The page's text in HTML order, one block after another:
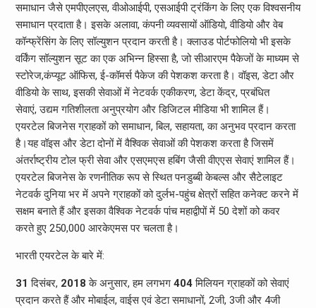
समाधान जैसे एमपीएलएस, वीओआईपी, एसआईपी ट्रंकिंग के लिए एक विश्वसनीय
समाधान प्रदाता है। इसके अलावा, कंपनी व्यवसायों ऑडियो, वीडियो और वेब
कॉन्फ्रेंसिंग के लिए सॉल्युशन प्रदान करती है। क्लाउड पोर्टफोलियो भी इसके
वर्किंग सॉल्युशन सूट का एक अभिन्न हिस्सा है, जो सीआरएम पैकेजों के माध्यम से
स्टोरेज,कंप्यूट ऑफिस, ई-कॉमर्स पैकेज की पेशकश करता है। वॉइस, डेटा और
वीडियो के साथ, इसकी सेवाओं में नेटवर्क एकीकरण, डेटा केंद्र, प्रबंधित
सेवाएं, उद्यम गतिशीलता अनुप्रयोग और डिजिटल मीडिया भी शामिल हैं।
एयरटेल बिजनेस ग्राहकों को समाधान, बिल, सहायता, का अनुभव प्रदान करता
है।यह वॉइस और डेटा दोनों में वैश्विक सेवाओं की पेशकश करता है जिसमें
अंतर्राष्ट्रीय टोल फ्री सेवा और एसएमएस हबिंग जैसी वीएएस सेवाएं शामिल हैं।
एयरटेल बिजनेस के रणनीतिक रूप से स्थित पनडुब्बी केबल्स और सैटेलाइट
नेटवर्क दुनिया भर में अपने ग्राहकों को दुर्लभ-पहुंच क्षेत्रों सहित कनेक्ट करने में
सक्षम बनाते हैं और इसका वैश्विक नेटवर्क पांच महाद्वीपों में 50 देशों को कवर
करते हुए 250,000 आरकेएमस पर चलता है।
भारती एयरटेल के बारे में:
31 दिसंबर, 2018 के अनुसार, हम लगभग 404मिलियन ग्राहकों को सेवाएं
प्रदान करते हैं और मोबाईल, वाईस एवं डेटा समाधानों, 2जी, 3जी और 4जी